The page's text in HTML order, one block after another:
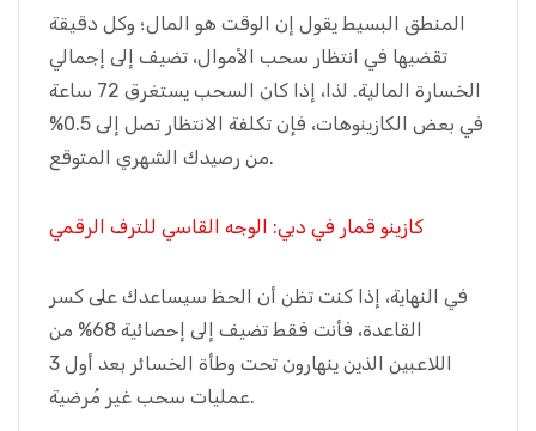
المنطق البسيط يقول إن الوقت هو المال؛ وكل دقيقة
تقضيها في انتظار سحب الأموال، تضيف إلى إجمالي
الخسارة المالية. لذا، إذا كان السحب يستغرق 72 ساعة
في بعض الكازينوهات، فإن تكلفة الانتظار تصل إلى 0.5%
من رصيدك الشهري المتوقع.
كازينو قمار في دبي: الوجه القاسي للترف الرقمي
في النهاية، إذا كنت تظن أن الحظ سيساعدك على كسر
القاعدة، فأنت فقط تضيف إلى إحصائية 68% من
اللاعبين الذين ينهارون تحت وطأة الخسائر بعد أول 3
عمليات سحب غير مُرضية.